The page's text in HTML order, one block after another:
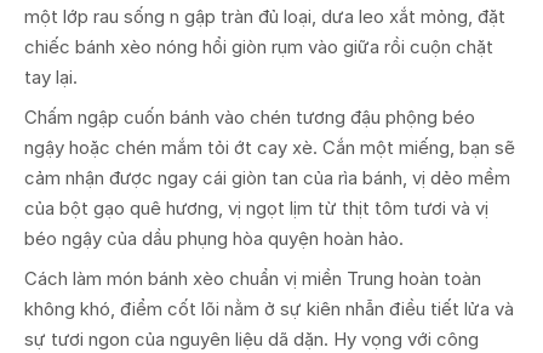
một lớp rau sống n gập tràn đủ loại, dưa leo xắt mỏng, đặt
chiếc bánh xèo nóng hổi giòn rụm vào giữa rồi cuộn chặt
tay lại.
Chấm ngập cuốn bánh vào chén tương đậu phộng béo
ngậy hoặc chén mắm tỏi ớt cay xè. Cắn một miếng, bạn sẽ
cảm nhận được ngay cái giòn tan của rìa bánh, vị dẻo mềm
của bột gạo quê hương, vị ngọt lịm từ thịt tôm tươi và vị
béo ngậy của dầu phụng hòa quyện hoàn hảo.
Cách làm món bánh xèo chuẩn vị miền Trung hoàn toàn
không khó, điểm cốt lõi nằm ở sự kiên nhẫn điều tiết lửa và
sự tươi ngon của nguyên liệu dã dặn. Hy vọng với công